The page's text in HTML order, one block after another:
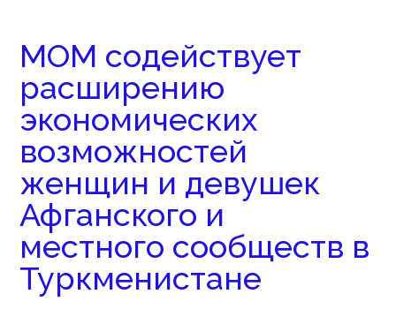
МОМ содействует
расширению
экономических
возможностей
женщин и девушек
Афганского и
местного сообществ в
Туркменистане